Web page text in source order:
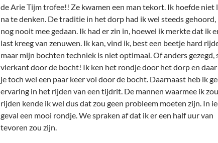
de Arie Tijm trofee!! Ze kwamen een man tekort. Ik hoefde niet
na te denken. De traditie in het dorp had ik wel steeds gehoord,
nog nooit mee gedaan. Ik had er zin in, hoewel ik merkte dat ik
last kreeg van zenuwen. Ik kan, vind ik, best een beetje hard
maar mijn bochten techniek is niet optimaal. Of anders gezegd,
vierkant door de bocht! Ik ken het rondje door het dorp en
je toch wel een paar keer vol door de bocht. Daarnaast heb ik
ervaring in het rijden van een tijdrit. De mannen waarmee ik zou
rijden kende ik wel dus dat zou geen probleem moeten zijn. In
geval een mooi rondje. We spraken af dat ik er een half uur van
tevoren zou zijn.